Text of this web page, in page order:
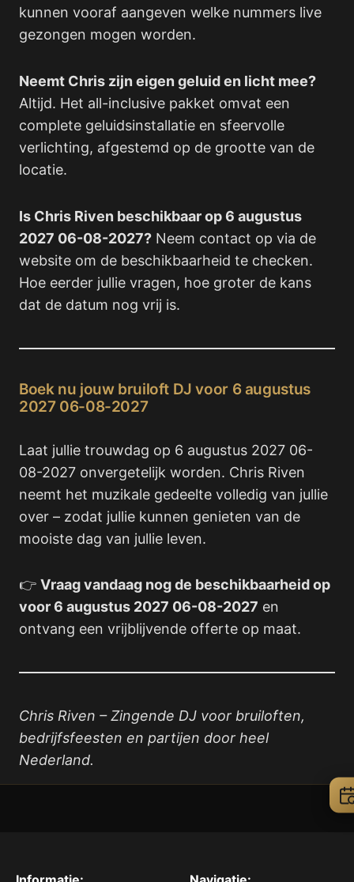
kunnen vooraf aangeven welke nummers live
gezongen mogen worden.
Neemt Chris zijn eigen geluid en licht mee?
Altijd. Het all-inclusive pakket omvat een
complete geluidsinstallatie en sfeervolle
verlichting, afgestemd op de grootte van de
locatie.
Is Chris Riven beschikbaar op 6 augustus
2027 06-08-2027? Neem contact op via de
website om de beschikbaarheid te checken.
Hoe eerder jullie vragen, hoe groter de kans
dat de datum nog vrij is.
Boek nu jouw bruiloft DJ voor 6 augustus
2027 06-08-2027
Laat jullie trouwdag op 6 augustus 2027 06-
08-2027 onvergetelijk worden. Chris Riven
neemt het muzikale gedeelte volledig van jullie
over – zodat jullie kunnen genieten van de
mooiste dag van jullie leven.
👉 Vraag vandaag nog de beschikbaarheid op
voor 6 augustus 2027 06-08-2027 en
ontvang een vrijblijvende offerte op maat.
Chris Riven – Zingende DJ voor bruiloften,
bedrijfsfeesten en partijen door heel
Nederland.